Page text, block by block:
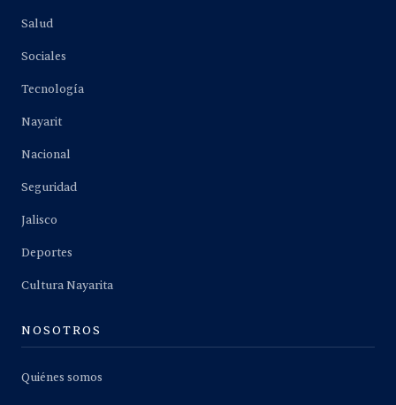
Salud
Sociales
Tecnología
Nayarit
Nacional
Seguridad
Jalisco
Deportes
Cultura Nayarita
NOSOTROS
Quiénes somos